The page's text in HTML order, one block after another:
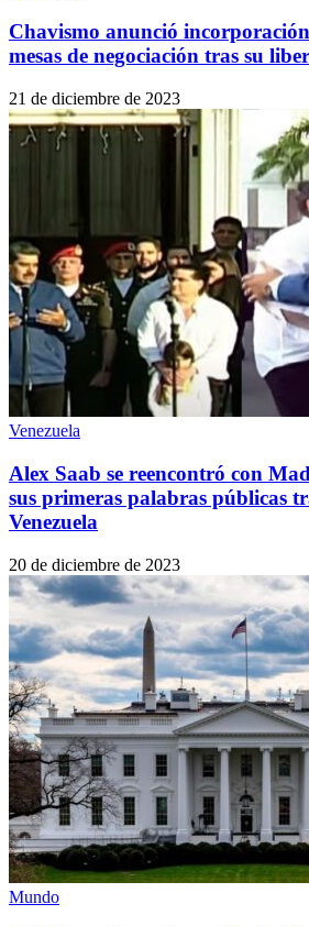
Chavismo anunció
mesas de negociación tras su
21 de diciembre de 2023
Venezuela
Alex Saab se reencontró con
sus primeras palabras públicas
Venezuela
20 de diciembre de 2023
Mundo